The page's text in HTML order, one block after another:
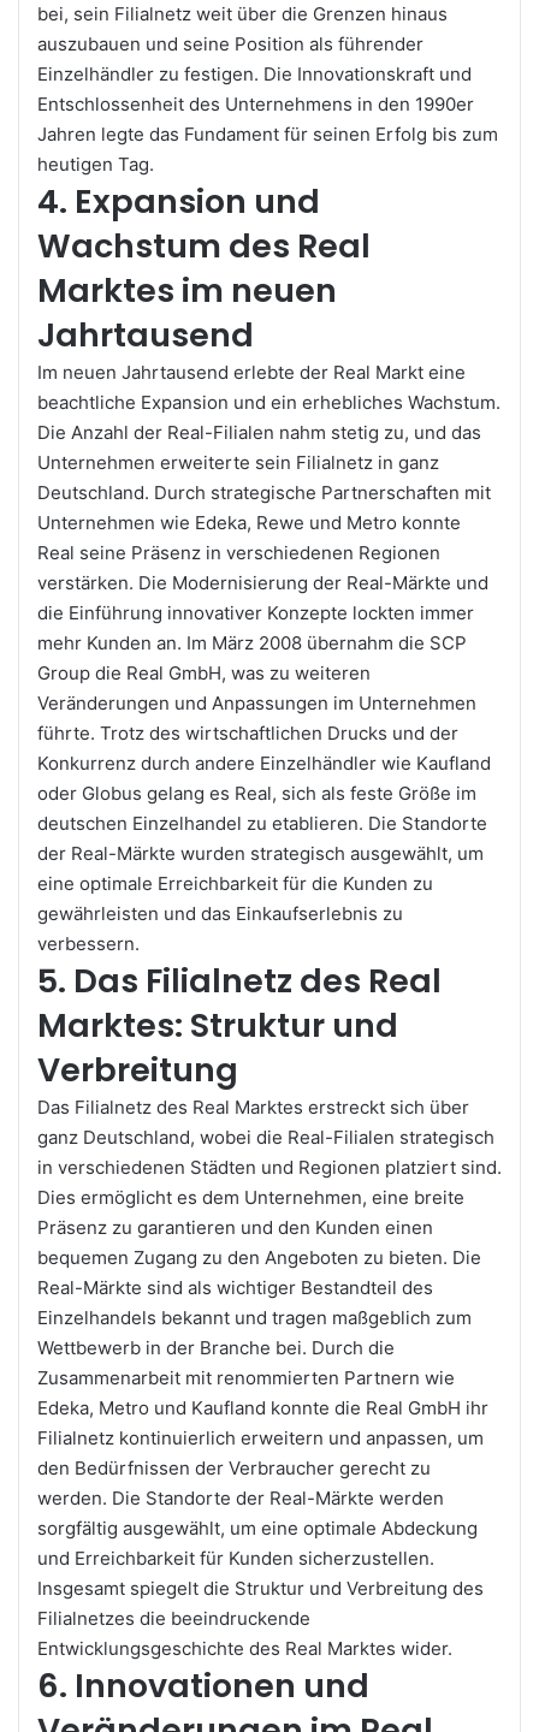
bei, sein Filialnetz weit über die Grenzen hinaus
auszubauen und seine Position als führender
Einzelhändler zu festigen. Die Innovationskraft und
Entschlossenheit des Unternehmens in den 1990er
Jahren legte das Fundament für seinen Erfolg bis zum
heutigen Tag.
4. Expansion und
Wachstum des Real
Marktes im neuen
Jahrtausend
Im neuen Jahrtausend erlebte der Real Markt eine
beachtliche Expansion und ein erhebliches Wachstum.
Die Anzahl der Real-Filialen nahm stetig zu, und das
Unternehmen erweiterte sein Filialnetz in ganz
Deutschland. Durch strategische Partnerschaften mit
Unternehmen wie Edeka, Rewe und Metro konnte
Real seine Präsenz in verschiedenen Regionen
verstärken. Die Modernisierung der Real-Märkte und
die Einführung innovativer Konzepte lockten immer
mehr Kunden an. Im März 2008 übernahm die SCP
Group die Real GmbH, was zu weiteren
Veränderungen und Anpassungen im Unternehmen
führte. Trotz des wirtschaftlichen Drucks und der
Konkurrenz durch andere Einzelhändler wie Kaufland
oder Globus gelang es Real, sich als feste Größe im
deutschen Einzelhandel zu etablieren. Die Standorte
der Real-Märkte wurden strategisch ausgewählt, um
eine optimale Erreichbarkeit für die Kunden zu
gewährleisten und das Einkaufserlebnis zu
verbessern.
5. Das Filialnetz des Real
Marktes: Struktur und
Verbreitung
Das Filialnetz des Real Marktes erstreckt sich über
ganz Deutschland, wobei die Real-Filialen strategisch
in verschiedenen Städten und Regionen platziert sind.
Dies ermöglicht es dem Unternehmen, eine breite
Präsenz zu garantieren und den Kunden einen
bequemen Zugang zu den Angeboten zu bieten. Die
Real-Märkte sind als wichtiger Bestandteil des
Einzelhandels bekannt und tragen maßgeblich zum
Wettbewerb in der Branche bei. Durch die
Zusammenarbeit mit renommierten Partnern wie
Edeka, Metro und Kaufland konnte die Real GmbH ihr
Filialnetz kontinuierlich erweitern und anpassen, um
den Bedürfnissen der Verbraucher gerecht zu
werden. Die Standorte der Real-Märkte werden
sorgfältig ausgewählt, um eine optimale Abdeckung
und Erreichbarkeit für Kunden sicherzustellen.
Insgesamt spiegelt die Struktur und Verbreitung des
Filialnetzes die beeindruckende
Entwicklungsgeschichte des Real Marktes wider.
6. Innovationen und